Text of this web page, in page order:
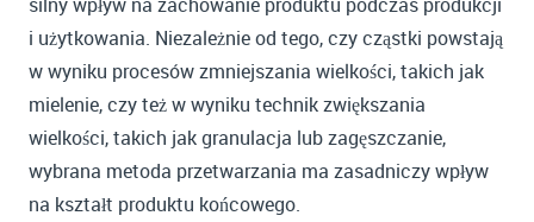
i użytkowania. Niezależnie od tego, czy cząstki powstają
w wyniku procesów zmniejszania wielkości, takich jak
mielenie, czy też w wyniku technik zwiększania
wielkości, takich jak granulacja lub zagęszczanie,
wybrana metoda przetwarzania ma zasadniczy wpływ
na kształt produktu końcowego.